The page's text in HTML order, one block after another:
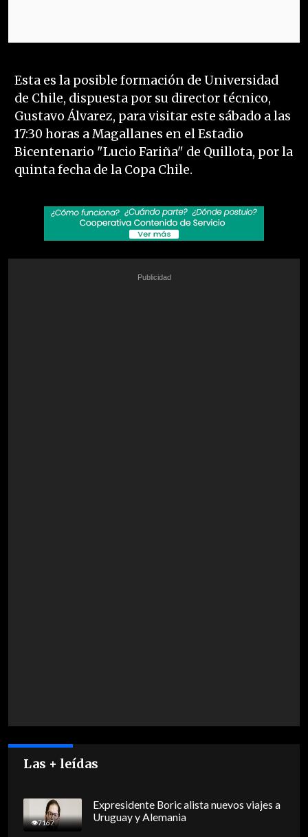
Esta es la posible formación de Universidad
de Chile, dispuesta por su director técnico,
Gustavo Álvarez, para visitar este sábado a las
17:30 horas a Magallanes en el Estadio
Bicentenario "Lucio Fariña" de Quillota, por la
quinta fecha de la Copa Chile.
Las + leídas
7167
Expresidente Boric alista nuevos viajes a
Uruguay y Alemania